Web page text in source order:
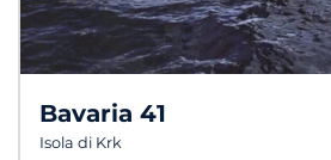
Bavaria 41
Isola di Krk